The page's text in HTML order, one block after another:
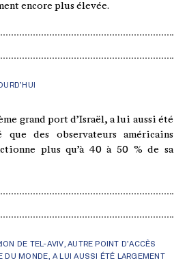
encore plus élevée.
grand port d’Israël, a lui aussi été
que des observateurs américains
plus qu’à 40 à 50 % de sa
DE TEL-AVIV, AUTRE POINT D’ACCÈS
DU MONDE, A LUI AUSSI ÉTÉ LARGEMENT